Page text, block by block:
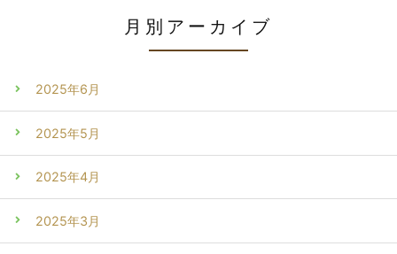
月別アーカイブ
2025年6月
2025年5月
2025年4月
2025年3月